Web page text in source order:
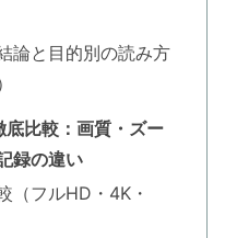
論と目的別の読み方
比較：画質・ズー
録の違い
（フルHD・4K・